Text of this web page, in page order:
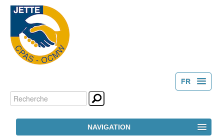
FR
Outils
personnels
Chercher par
Recherche
NAVIGATION